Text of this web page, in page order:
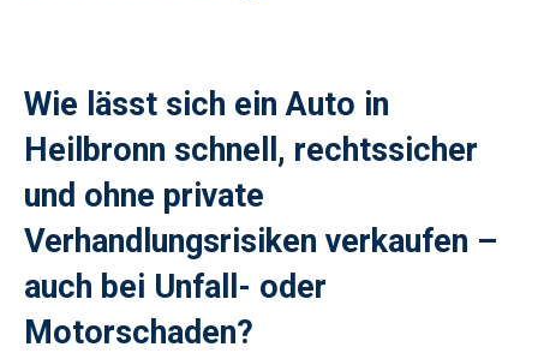
Wie lässt sich ein Auto in
Heilbronn schnell, rechtssicher
und ohne private
Verhandlungsrisiken verkaufen –
auch bei Unfall- oder
Motorschaden?